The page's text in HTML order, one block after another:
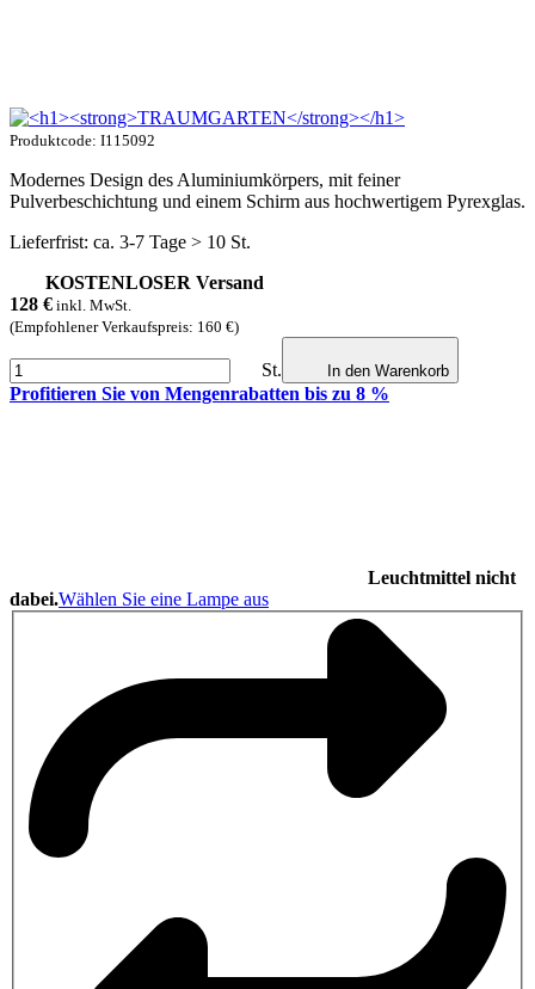
Produktcode: I115092
Modernes Design des Aluminiumkörpers, mit feiner
Pulverbeschichtung und einem Schirm aus hochwertigem Pyrexglas.
Lieferfrist: ca. 3-7 Tage > 10 St.
KOSTENLOSER Versand
128 € inkl. MwSt.
(Empfohlener Verkaufspreis: 160 €)
St. In den Warenkorb
Profitieren Sie von Mengenrabatten bis zu 8 %
Leuchtmittel nicht
dabei.Wählen Sie eine Lampe aus